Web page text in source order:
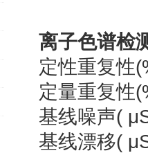
离子色谱检
定性重复性
定量重复性
基线噪声(
基线漂移(